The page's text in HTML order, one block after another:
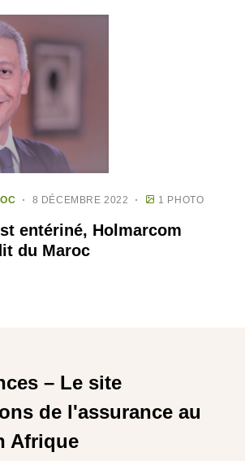
8 DÉCEMBRE 2022 1 PHOTO
entériné, Holmarcom
du Maroc
– Le site
de l'assurance au
Afrique